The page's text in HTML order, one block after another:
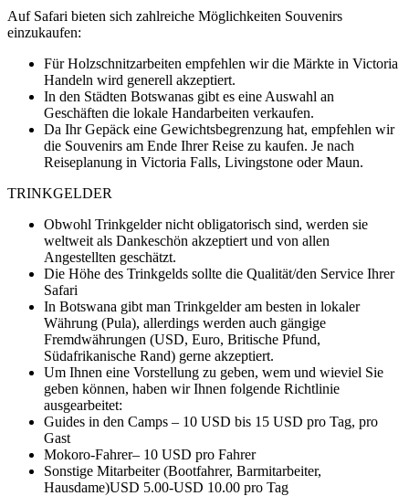
Auf Safari bieten sich zahlreiche Möglichkeiten Souvenirs
einzukaufen:
Für Holzschnitzarbeiten empfehlen wir die Märkte in Victoria
Handeln wird generell akzeptiert.
In den Städten Botswanas gibt es eine Auswahl an
Geschäften die lokale Handarbeiten verkaufen.
Da Ihr Gepäck eine Gewichtsbegrenzung hat, empfehlen wir
die Souvenirs am Ende Ihrer Reise zu kaufen. Je nach
Reiseplanung in Victoria Falls, Livingstone oder Maun.
TRINKGELDER
Obwohl Trinkgelder nicht obligatorisch sind, werden sie
weltweit als Dankeschön akzeptiert und von allen
Angestellten geschätzt.
Die Höhe des Trinkgelds sollte die Qualität/den Service Ihrer
Safari
In Botswana gibt man Trinkgelder am besten in lokaler
Währung (Pula), allerdings werden auch gängige
Fremdwährungen (USD, Euro, Britische Pfund,
Südafrikanische Rand) gerne akzeptiert.
Um Ihnen eine Vorstellung zu geben, wem und wieviel Sie
geben können, haben wir Ihnen folgende Richtlinie
ausgearbeitet:
Guides in den Camps – 10 USD bis 15 USD pro Tag, pro
Gast
Mokoro-Fahrer– 10 USD pro Fahrer
Sonstige Mitarbeiter (Bootfahrer, Barmitarbeiter,
Hausdame)USD 5.00-USD 10.00 pro Tag